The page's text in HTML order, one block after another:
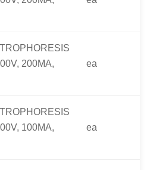
200MA,
ea
100MA,
ea